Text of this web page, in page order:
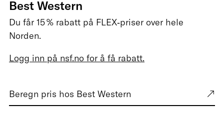
Best Western
Du får 15 % rabatt på FLEX‑priser over hele
Norden.
Logg inn på nsf.no for å få rabatt.
Beregn pris hos Best Western